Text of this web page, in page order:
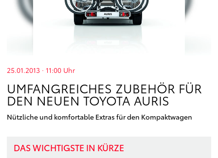
25.01.2013 · 11:00 Uhr
UMFANGREICHES ZUBEHÖR FÜR
DEN NEUEN TOYOTA AURIS
Nützliche und komfortable Extras für den Kompaktwagen
DAS WICHTIGSTE IN KÜRZE